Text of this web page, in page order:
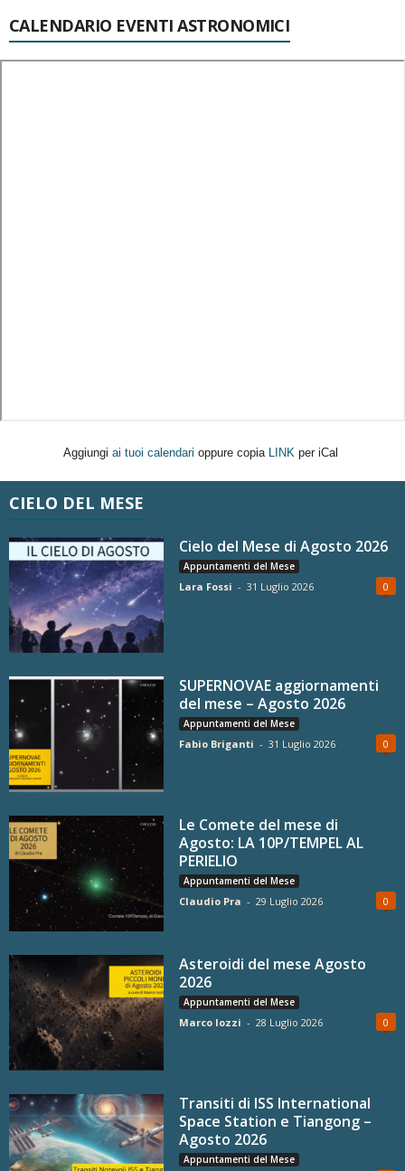
CALENDARIO EVENTI ASTRONOMICI
Aggiungi ai tuoi calendari oppure copia LINK per iCal
CIELO DEL MESE
Cielo del Mese di Agosto 2026
Appuntamenti del Mese
Lara Fossi - 31 Luglio 2026 0
SUPERNOVAE aggiornamenti
del mese – Agosto 2026
Appuntamenti del Mese
Fabio Briganti - 31 Luglio 2026 0
Le Comete del mese di
Agosto: LA 10P/TEMPEL AL
PERIELIO
Appuntamenti del Mese
Claudio Pra - 29 Luglio 2026 0
Asteroidi del mese Agosto
2026
Appuntamenti del Mese
Marco Iozzi - 28 Luglio 2026 0
Transiti di ISS International
Space Station e Tiangong –
Agosto 2026
Appuntamenti del Mese